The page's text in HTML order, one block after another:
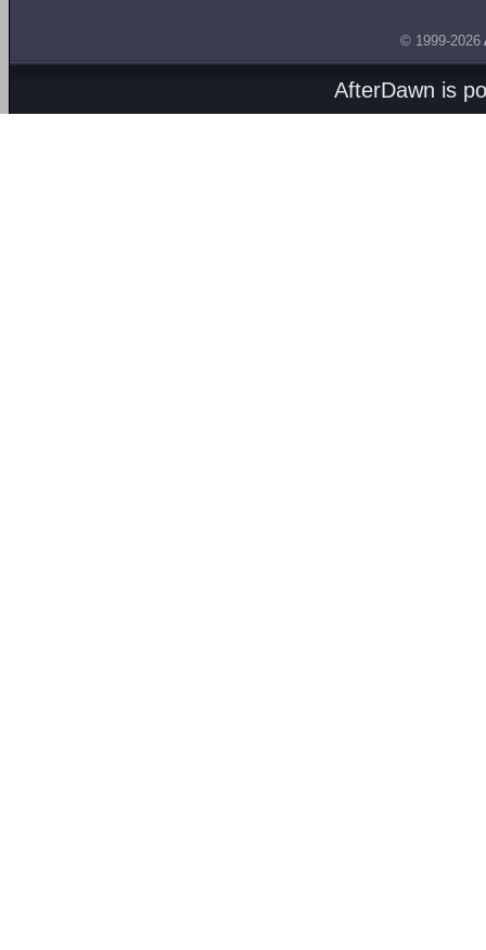
© 1999-2026
AfterDawn is